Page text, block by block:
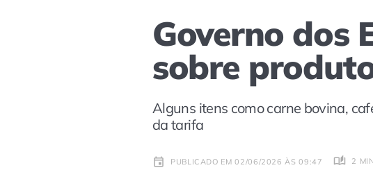
Governo dos
sobre
Alguns itens como carne bovina,
da tarifa
PUBLICADO EM 02/06/2026 ÀS 09:47 2